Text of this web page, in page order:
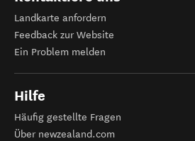
Landkarte anfordern
Feedback zur Website
Ein Problem melden
Hilfe
Häufig gestellte Fragen
Über newzealand.com